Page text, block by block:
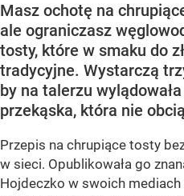
Masz ochotę na
ale ograniczasz
tosty, które w smaku do
tradycyjne. Wystarczą
by na talerzu
przekąska, która nie
Przepis na chrupiące tosty
w sieci. Opublikowała go
Hojdeczko w swoich